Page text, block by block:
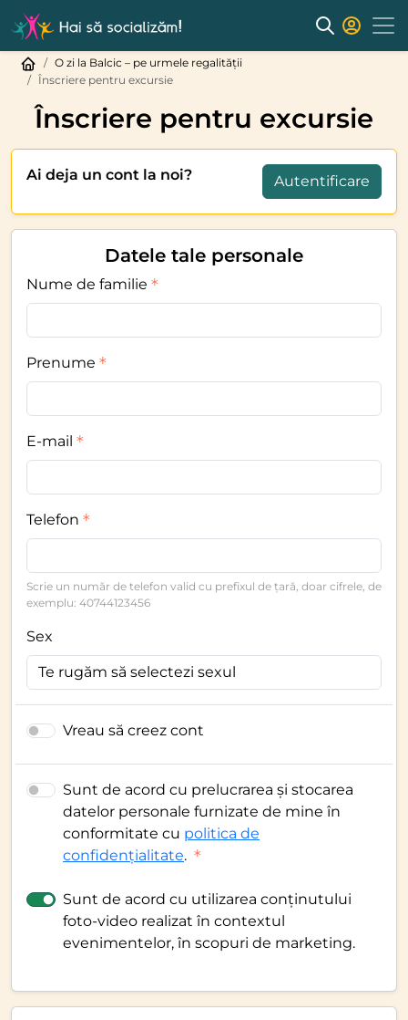
O zi la Balcic – pe urmele regalității
Înscriere pentru excursie
Înscriere pentru excursie
Ai deja un cont la noi? Autentificare
Datele tale personale
Nume de familie
Prenume
E-mail
Telefon
Scrie un număr de telefon valid cu prefixul de țară, doar cifrele, de
exemplu: 40744123456
Sex
Vreau să creez cont
Sunt de acord cu prelucrarea și stocarea
datelor personale furnizate de mine în
conformitate cu politica de
confidențialitate.
Sunt de acord cu utilizarea conținutului
foto-video realizat în contextul
evenimentelor, în scopuri de marketing.